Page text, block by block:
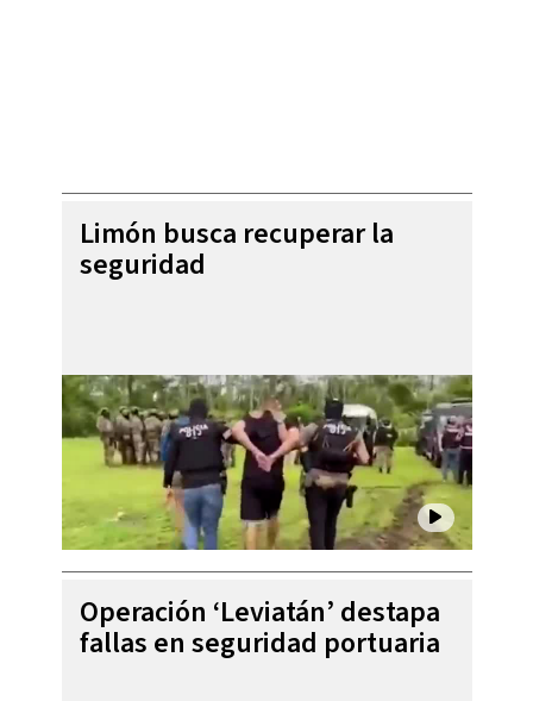
Limón busca recuperar la
seguridad
Operación ‘Leviatán’ destapa
fallas en seguridad portuaria